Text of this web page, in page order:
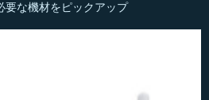
要な機材をピックアップ